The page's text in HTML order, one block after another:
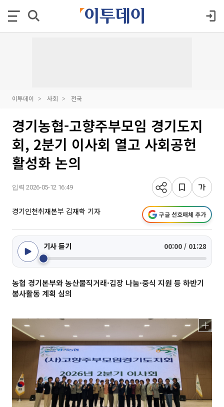
이투데이 사회 전국
경기농협-고향주부모임 경기도지
회, 2분기 이사회 열고 사회공헌
활성화 논의
입력 2026-05-12 16:49
경기인천취재본부 김재학 기자 구글 선호매체 추가
기사 듣기 00:00 / 01:28
농협 경기본부와 농산물직거래·김장 나눔·중식 지원 등 하반기
봉사활동 계획 심의